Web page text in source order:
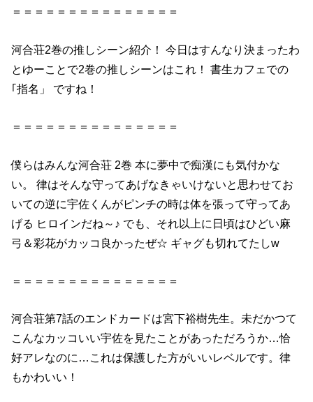
＝＝＝＝＝＝＝＝＝＝＝＝＝＝＝
河合荘2巻の推しシーン紹介！ 今日はすんなり決まったわ
とゆーことで2巻の推しシーンはこれ！ 書生カフェでの
｢指名」 ですね！
＝＝＝＝＝＝＝＝＝＝＝＝＝＝＝
僕らはみんな河合荘 2巻 本に夢中で痴漢にも気付かな
い。 律はそんな守ってあげなきゃいけないと思わせてお
いての逆に宇佐くんがピンチの時は体を張って守ってあ
げる ヒロインだね～♪ でも、それ以上に日頃はひどい麻
弓＆彩花がカッコ良かったぜ☆ ギャグも切れてたしw
＝＝＝＝＝＝＝＝＝＝＝＝＝＝＝
河合荘第7話のエンドカードは宮下裕樹先生。未だかつて
こんなカッコいい宇佐を見たことがあっただろうか…恰
好アレなのに…これは保護した方がいいレベルです。律
もかわいい！